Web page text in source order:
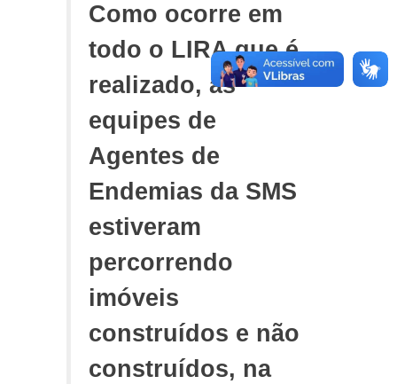
Como ocorre em
todo o LIRA que é
realizado, as
equipes de
Agentes de
Endemias da SMS
estiveram
percorrendo
imóveis
construídos e não
construídos, na